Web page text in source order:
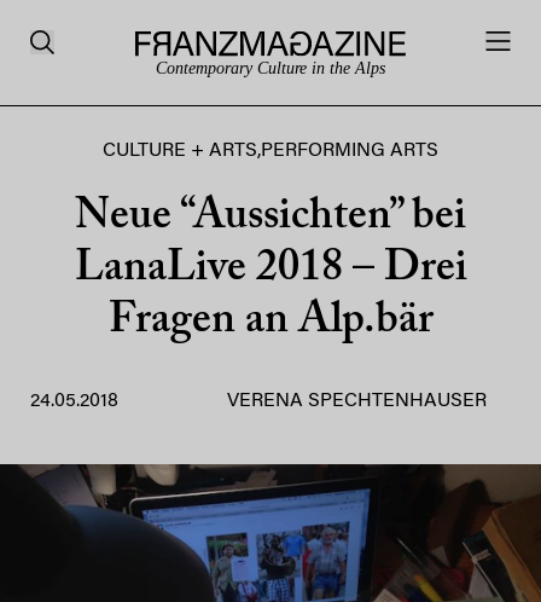
Contemporary Culture in the Alps
CULTURE + ARTS,PERFORMING ARTS
Neue “Aussichten” bei
LanaLive 2018 – Drei
Fragen an Alp.bär
24.05.2018 VERENA SPECHTENHAUSER